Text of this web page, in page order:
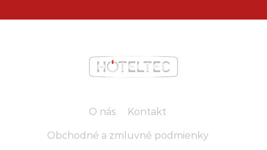
O nás Kontakt
Obchodné a zmluvné podmienky